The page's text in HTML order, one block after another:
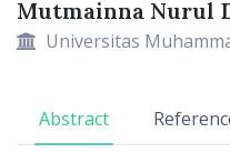
Mutmainna Nurul
Universitas
Abstract